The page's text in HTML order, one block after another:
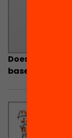
Does student
based